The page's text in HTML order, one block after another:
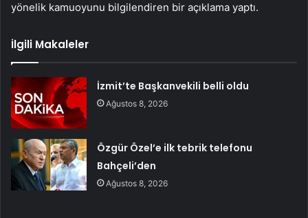
yönelik kamuoyunu bilgilendiren bir açıklama yaptı.
İlgili Makaleler
İzmit’te Başkanvekili belli oldu
Ağustos 8, 2026
Özgür Özel’e ilk tebrik telefonu
Bahçeli’den
Ağustos 8, 2026